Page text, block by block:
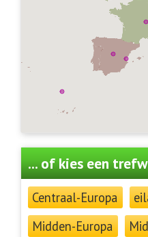
... of kies een
Centraal-Europa
Midden-Europa